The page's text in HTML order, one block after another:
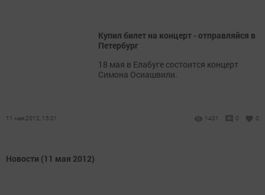
Купил билет на концерт - отправляйся в
Петербург
18 мая в Елабуге состоится концерт
Симона Осиашвили.
11 мая 2012, 15:01 1431 0 0
Новости (11 мая 2012)